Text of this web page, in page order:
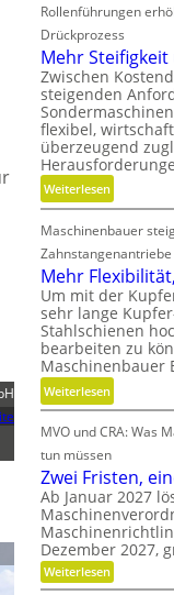
e
t
r
e
b
s
z
e
i
t
d
a
n
k
Ö
l
a
u
s
g
l
e
i
c
h
a
t
t
e
r
i
e
-
u
n
g
e
t
r
i
e
b
e
l
o
Rollenführungen
Drückprozess
Mehr
Zwischen
steigenden
flexibel,
überzeugend
Weiterlesen:
M
e
h
r
S
t
e
i
f
i
k
e
i
t
u
n
d
P
Maschinenbauer
Mehr
Um mit der
sehr lange
Stahlschienen
bearbeiten zu
Maschinenbauer
Weiterlesen:
M
e
h
r
F
l
e
x
i
MVO und CRA: Was
tun müssen
Zwei Fristen,
Ab Januar 2027
Dezember 2027,
Weiterlesen:
Z